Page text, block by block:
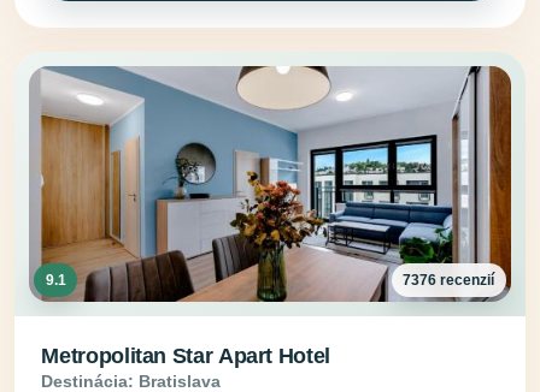
9.1 7376 recenzií
Metropolitan Star Apart Hotel
Destinácia: Bratislava